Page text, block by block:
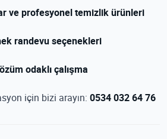
ve profesyonel temizlik ürünleri
randevu seçenekleri
odaklı çalışma
için bizi arayın: 0534 032 64 76